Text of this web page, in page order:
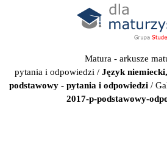
Matura - arkusze
pytania i odpowiedzi / Język
podstawowy - pytania i odpowiedzi /
2017-p-podstawowy-